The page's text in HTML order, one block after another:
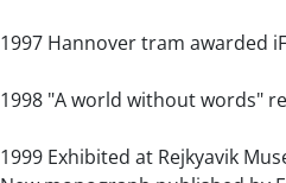
1997 Hannover tram awarded
1998 "A world without words"
1999 Exhibited at Rejkyavik